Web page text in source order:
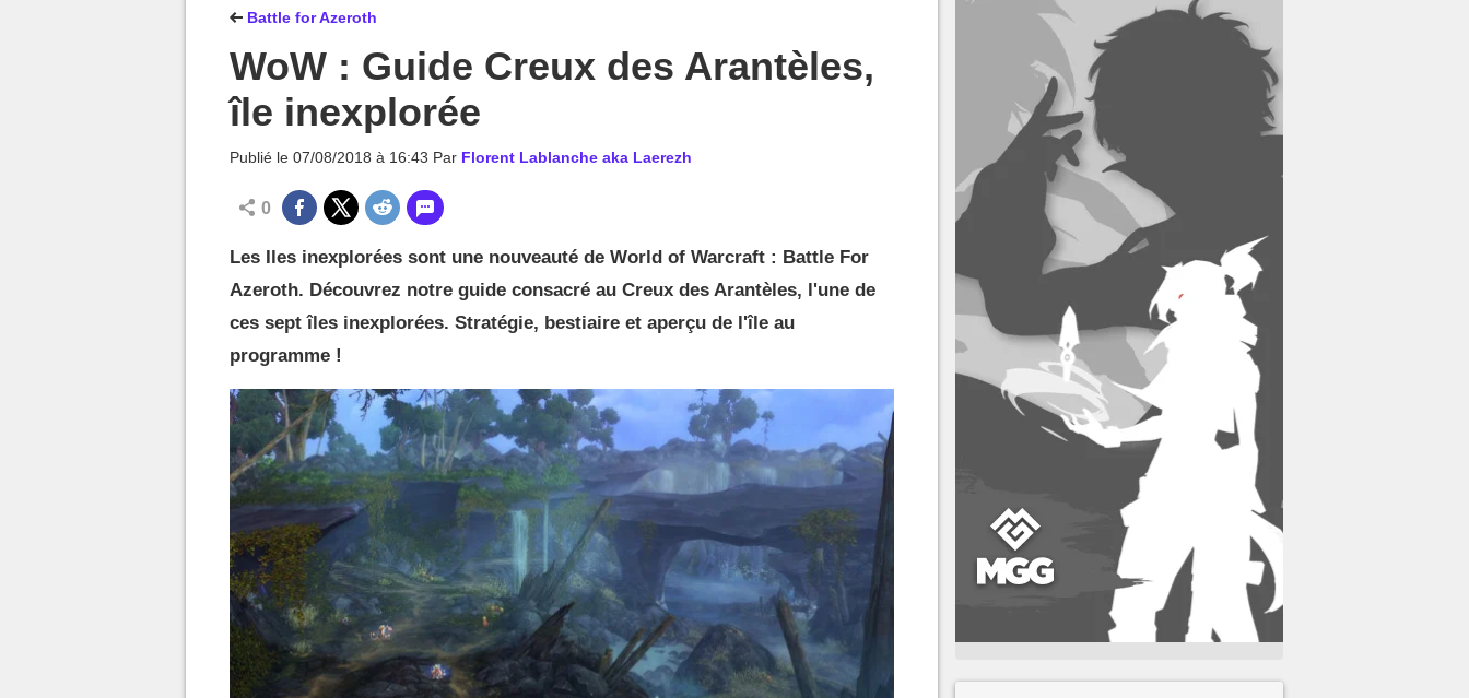
Battle for Azeroth
WoW : Guide Creux des Arantèles,
île inexplorée
Publié le 07/08/2018 à 16:43 Par Florent Lablanche aka Laerezh
0
Les Iles inexplorées sont une nouveauté de World of Warcraft : Battle For
Azeroth. Découvrez notre guide consacré au Creux des Arantèles, l'une de
ces sept îles inexplorées. Stratégie, bestiaire et aperçu de l'île au
programme !